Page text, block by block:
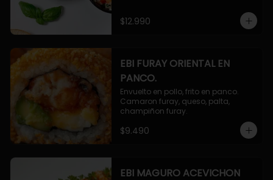
$12.990
EBI FURAY ORIENTAL EN
PANCO.
Envuelto en pollo, frito en panco.
Camaron furay, queso, palta,
champiñon furay.
$9.490
EBI MAGURO ACEVICHON